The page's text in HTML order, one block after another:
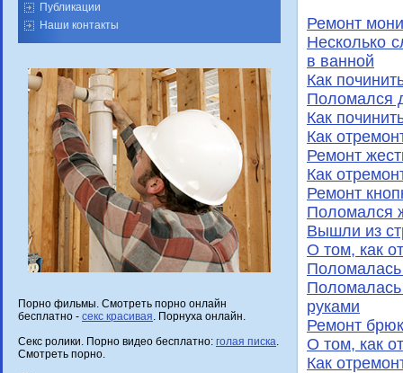
Публикации
Наши контакты
Порно фильмы. Смотреть порно онлайн
бесплатно - секс красивая. Порнуха онлайн.
Секс ролики. Порно видео бесплатно: голая писка.
Смотреть порно.
Ремонт
Несколько
в ванной
Как
Поломался
Как
Как
Ремонт
Как
Ремонт
Поломался
Вышли из
О том, как
Поломалась
руками
Ремонт
О том, как
Как